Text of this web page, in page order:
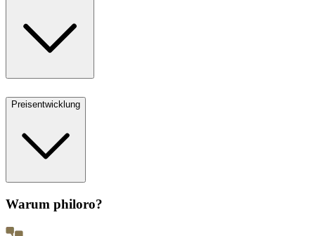
Preisentwicklung
Warum philoro?